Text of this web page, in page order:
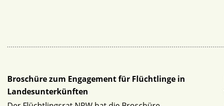
Broschüre zum Engagement für Flüchtlinge in
Landesunterkünften